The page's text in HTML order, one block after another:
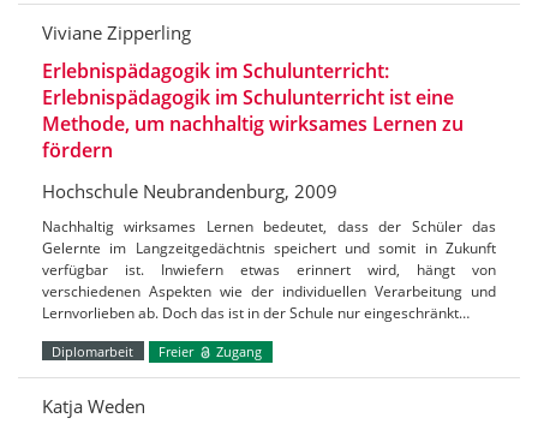
Viviane Zipperling
Erlebnispädagogik im Schulunterricht:
Erlebnispädagogik im Schulunterricht ist eine
Methode, um nachhaltig wirksames Lernen zu
fördern
Hochschule Neubrandenburg, 2009
Nachhaltig wirksames Lernen bedeutet, dass der Schüler das
Gelernte im Langzeitgedächtnis speichert und somit in Zukunft
verfügbar ist. Inwiefern etwas erinnert wird, hängt von
verschiedenen Aspekten wie der individuellen Verarbeitung und
Lernvorlieben ab. Doch das ist in der Schule nur eingeschränkt…
Diplomarbeit Freier Zugang
Katja Weden